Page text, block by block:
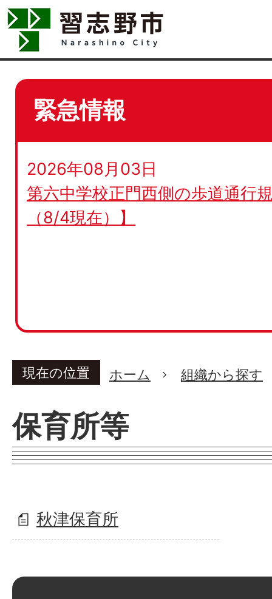
緊急情報
2026年08月03日
第六中学校正門西側の歩道通行
（8/4現在）】
現在の位置 ホーム 組織から探す
保育所等
秋津保育所